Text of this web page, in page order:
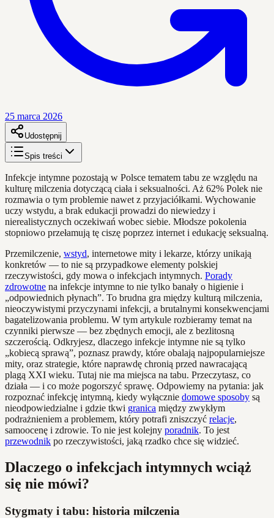
25 marca 2026
Udostępnij
Spis treści
Infekcje intymne pozostają w Polsce tematem tabu ze względu na
kulturę milczenia dotyczącą ciała i seksualności. Aż 62% Polek nie
rozmawia o tym problemie nawet z przyjaciółkami. Wychowanie
uczy wstydu, a brak edukacji prowadzi do niewiedzy i
nierealistycznych oczekiwań wobec siebie. Młodsze pokolenia
stopniowo przełamują tę ciszę poprzez internet i edukację seksualną.
Przemilczenie, wstyd, internetowe mity i lekarze, którzy unikają
konkretów — to nie są przypadkowe elementy polskiej
rzeczywistości, gdy mowa o infekcjach intymnych. Porady
zdrowotne na infekcje intymne to nie tylko banały o higienie i
„odpowiednich płynach”. To brudna gra między kulturą milczenia,
nieoczywistymi przyczynami infekcji, a brutalnymi konsekwencjami
bagatelizowania problemu. W tym artykule rozbieramy temat na
czynniki pierwsze — bez zbędnych emocji, ale z bezlitosną
szczerością. Odkryjesz, dlaczego infekcje intymne nie są tylko
„kobiecą sprawą”, poznasz prawdy, które obalają najpopularniejsze
mity, oraz strategie, które naprawdę chronią przed nawracającą
plagą XXI wieku. Tutaj nie ma miejsca na tabu. Przeczytasz, co
działa — i co może pogorszyć sprawę. Odpowiemy na pytania: jak
rozpoznać infekcję intymną, kiedy wyłącznie domowe sposoby są
nieodpowiedzialne i gdzie tkwi granica między zwykłym
podrażnieniem a problemem, który potrafi zniszczyć relacje,
samoocenę i zdrowie. To nie jest kolejny poradnik. To jest
przewodnik po rzeczywistości, jaką rzadko chce się widzieć.
Dlaczego o infekcjach intymnych wciąż
się nie mówi?
Stygmaty i tabu: historia milczenia